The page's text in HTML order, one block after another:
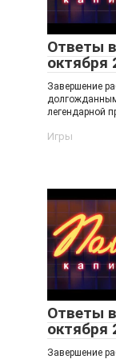
Ответы
октября
Завершение
легендарной
Игры
Ответы
октября
Завершение